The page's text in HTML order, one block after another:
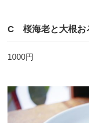
C 桜海老と大根お
1000円